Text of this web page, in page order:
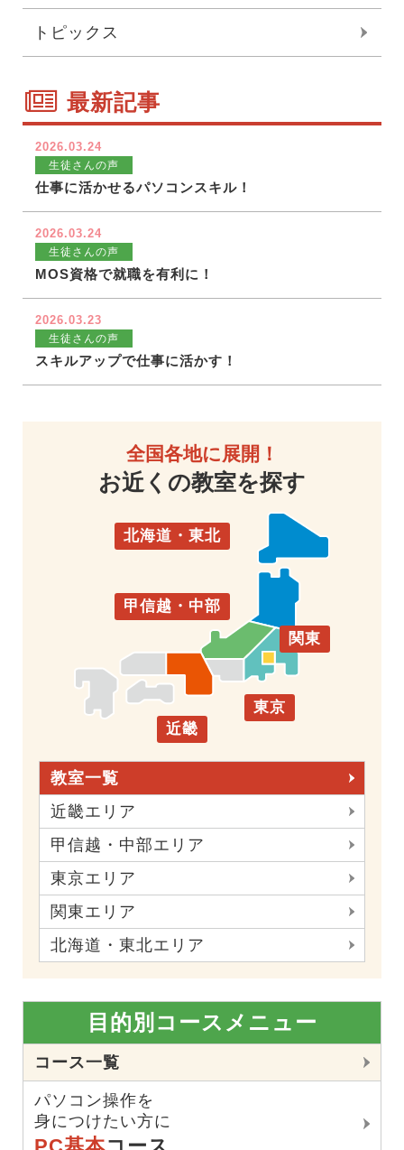
トピックス
最新記事
2026.03.24
生徒さんの声
仕事に活かせるパソコンスキル！
2026.03.24
生徒さんの声
MOS資格で就職を有利に！
2026.03.23
生徒さんの声
スキルアップで仕事に活かす！
全国各地に展開！
お近くの教室を探す
近畿
甲信越・中部
東京
関東
北海道・東北
教室一覧
近畿エリア
甲信越・中部エリア
東京エリア
関東エリア
北海道・東北エリア
目的別コースメニュー
コース一覧
パソコン操作を
身につけたい方に